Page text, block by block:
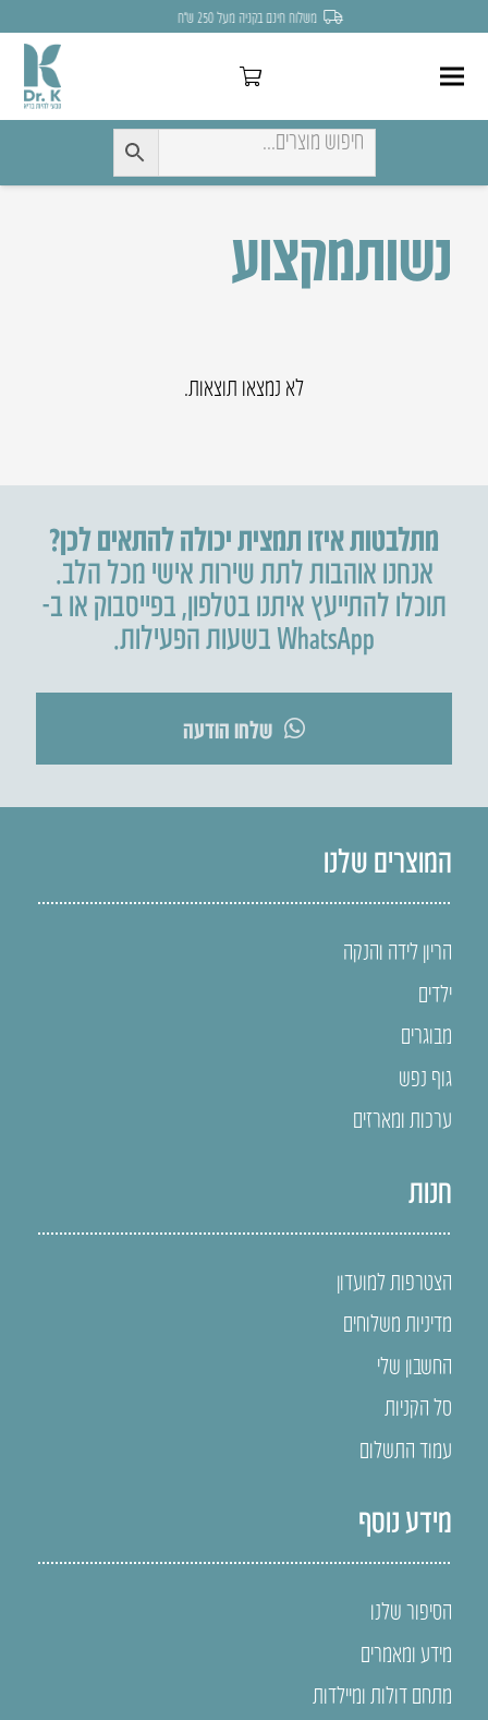
משלוח חינם בקניה מעל 250 ש״ח
נשותמקצוע
לא נמצאו תוצאות.
מתלבטות איזו תמצית יכולה להתאים לכן?
אנחנו אוהבות לתת שירות אישי מכל הלב.
תוכלו להתייעץ איתנו בטלפון,בפייסבוק או ב-
WhatsApp בשעות הפעילות.
שלחו הודעה
המוצרים שלנו
הריון לידה והנקה
ילדים
מבוגרים
גוף נפש
ערכות ומארזים
חנות
הצטרפות למועדון
מדיניות משלוחים
החשבון שלי
סל הקניות
עמוד התשלום
מידע נוסף
הסיפור שלנו
מידע ומאמרים
מתחם דולות ומיילדות